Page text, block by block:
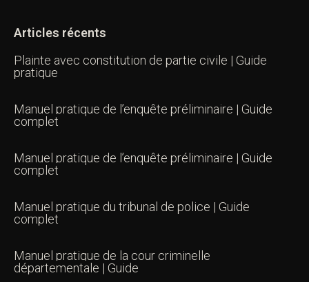
Articles récents
Plainte avec constitution de partie civile | Guide
pratique
Manuel pratique de l’enquête préliminaire | Guide
complet
Manuel pratique de l’enquête préliminaire | Guide
complet
Manuel pratique du tribunal de police | Guide
complet
Manuel pratique de la cour criminelle
départementale | Guide